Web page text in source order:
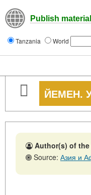
Publish
Tanzania World
ЙЕМЕН.
Author(s) of
Source: Азия и